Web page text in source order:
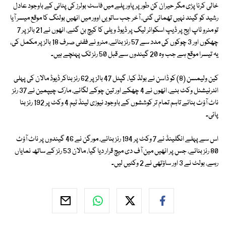
خالی کرنا پڑی مگر حیران کن طور پر پاور پلے میں فاسٹ بولرز کی پٹائی کے باوجود عادل
رشید کو گیند نہیں تھمائی گئی، آخر جب ساتویں اوور میں انھیں بولنگ کا موقع میسر آیا
تو منرو ٹاپ ایج پر ڈیپ اسکوائر لیگ پر ڈیوڈ ویلی کا کیچ بن گئے، انھوں نے 21 بالز پر 7
چھکوں اور 3 چوکوں کی مدد سے 57 رنز بنائے، منرو نے ففٹی صرف 18 بالز پر مکمل کی،
یہ تیسرا موقع ہے جب وہ 20 گیندوں سے قبل 50 رنز تک پہنچے ہیں۔
کین ولیمسن (8) کو ڈاسن نے بولڈ کیا، گپٹل 47 بالز پر 62 رنز بناکر ڈیوڈ مالان کی پہلی
انٹرنیشنل وکٹ بنے، انھوں نے 4 چھکے اور تین چوکے لگائے، مارک چیپمین نے 37 رنز
ناٹ آؤٹ بنائے تاہم تمام تر کوششوں کے باوجود نیوزی لینڈ ٹیم 4 وکٹ پر 192 رنز بنا
پائی۔
اس سے پہلے انگلینڈ نے 7 وکٹ پر 194 رنز بنائے، مورگن نے 46 گیندوں پر ناٹ آؤٹ
80 رنز بنائے، جس پر انھیں مین آف دی میچ قرار دیا گیا، مالان 53 رنز کے ساتھ نمایاں
رہے، بولٹ نے 3 اور ساؤتھی نے 2 وکٹیں لیں۔